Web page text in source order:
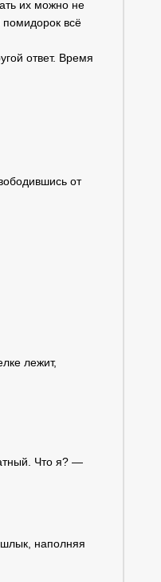
их можно не
всё
ответ. Время
от
лежит,
Что я? —
наполняя